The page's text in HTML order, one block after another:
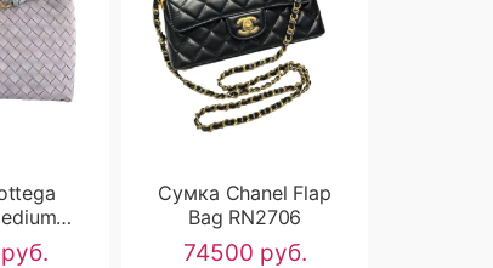
Сумка Chanel Flap
Bag RN2706
74500 руб.